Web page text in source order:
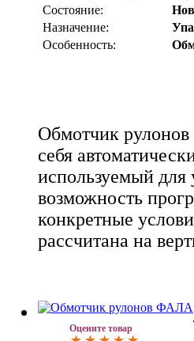
Состояние:
Назначение:
Особенность:
Обмотчик рулонов
себя
используемый для
возможность
конкретные
рассчитана на
Оцените товар